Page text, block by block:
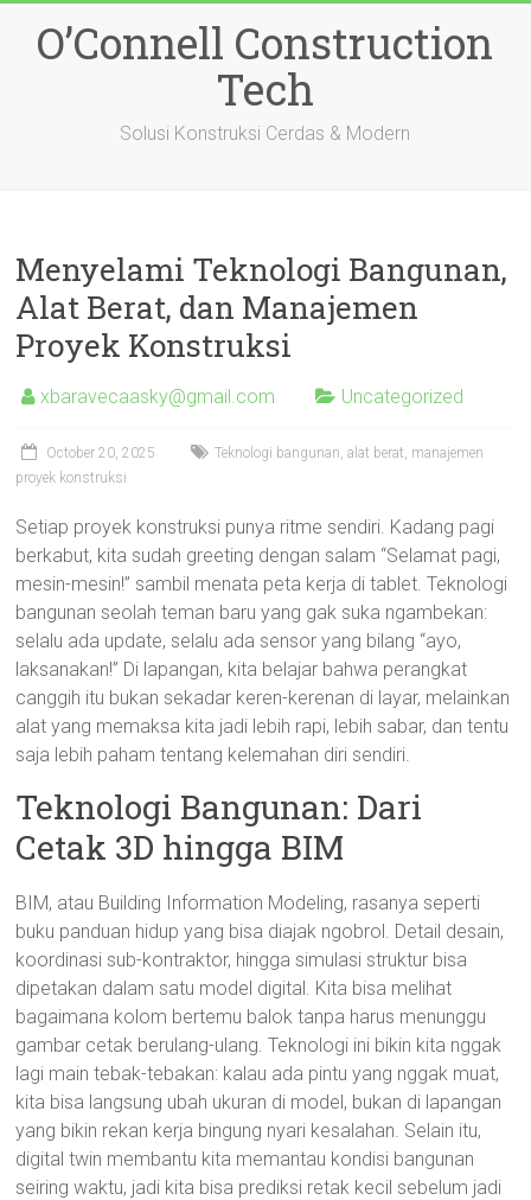
contentO’Connell Construction
Tech
Solusi Konstruksi Cerdas & Modern
Menyelami Teknologi Bangunan,
Alat Berat, dan Manajemen
Proyek Konstruksi
xbaravecaasky@gmail.com Uncategorized
October 20, 2025
Teknologi bangunan, alat berat, manajemen
proyek konstruksi
Setiap proyek konstruksi punya ritme sendiri. Kadang pagi
berkabut, kita sudah greeting dengan salam “Selamat pagi,
mesin-mesin!” sambil menata peta kerja di tablet. Teknologi
bangunan seolah teman baru yang gak suka ngambekan:
selalu ada update, selalu ada sensor yang bilang “ayo,
laksanakan!” Di lapangan, kita belajar bahwa perangkat
canggih itu bukan sekadar keren-kerenan di layar, melainkan
alat yang memaksa kita jadi lebih rapi, lebih sabar, dan tentu
saja lebih paham tentang kelemahan diri sendiri.
Teknologi Bangunan: Dari
Cetak 3D hingga BIM
BIM, atau Building Information Modeling, rasanya seperti
buku panduan hidup yang bisa diajak ngobrol. Detail desain,
koordinasi sub-kontraktor, hingga simulasi struktur bisa
dipetakan dalam satu model digital. Kita bisa melihat
bagaimana kolom bertemu balok tanpa harus menunggu
gambar cetak berulang-ulang. Teknologi ini bikin kita nggak
lagi main tebak-tebakan: kalau ada pintu yang nggak muat,
kita bisa langsung ubah ukuran di model, bukan di lapangan
yang bikin rekan kerja bingung nyari kesalahan. Selain itu,
digital twin membantu kita memantau kondisi bangunan
seiring waktu, jadi kita bisa prediksi retak kecil sebelum jadi